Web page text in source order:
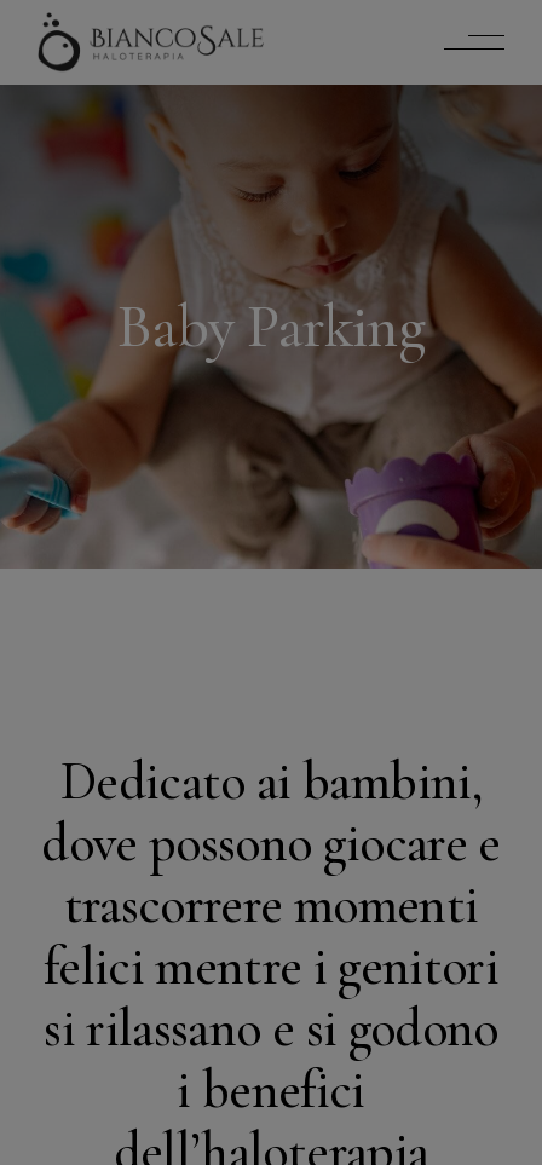
Baby Parking
Dedicato ai bambini,
dove possono giocare e
trascorrere momenti
felici mentre i genitori
si rilassano e si godono
i benefici
dell’haloterapia